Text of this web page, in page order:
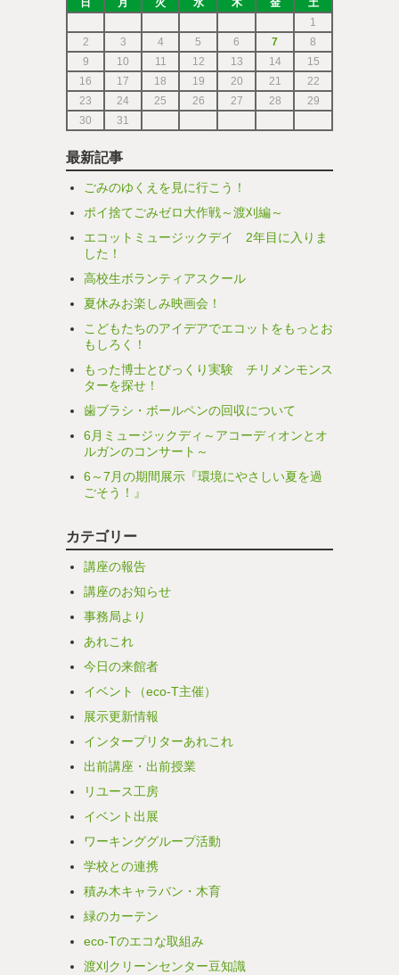
日 月 火 水 木 金
土
1
2
3 4 5 6 7
8
9
10 11 12 13 14
15
16
17 18 19 20 21
22
23
24 25 26 27 28
29
30
31
最新記事
ごみのゆくえを見に行こう！
ポイ捨てごみゼロ大作戦～渡刈編～
エコットミュージックデイ 2年目に入りま
した！
高校生ボランティアスクール
夏休みお楽しみ映画会！
こどもたちのアイデアでエコットをもっとお
もしろく！
もった博士とびっくり実験 チリメンモンス
ターを探せ！
歯ブラシ・ボールペンの回収について
6月ミュージックディ～アコーディオンとオ
ルガンのコンサート～
6～7月の期間展示『環境にやさしい夏を過
ごそう！』
カテゴリー
講座の報告
講座のお知らせ
事務局より
あれこれ
今日の来館者
イベント（eco-T主催）
展示更新情報
インタープリターあれこれ
出前講座・出前授業
リユース工房
イベント出展
ワーキンググループ活動
学校との連携
積み木キャラバン・木育
緑のカーテン
eco-Tのエコな取組み
渡刈クリーンセンター豆知識